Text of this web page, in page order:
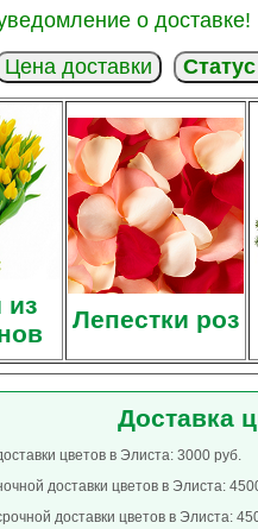
о доставке!
Цена доставки
из
Лепестки роз
Доставка
цветов в Элиста: 3000 руб.
доставки цветов в Элиста:
доставки цветов в Элиста: